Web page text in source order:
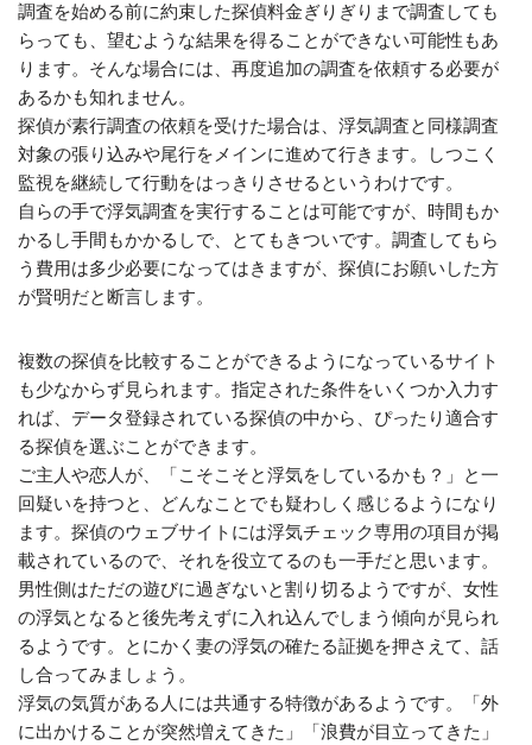
調査を始める前に約束した探偵料金ぎりぎりまで調査しても
らっても、望むような結果を得ることができない可能性もあ
ります。そんな場合には、再度追加の調査を依頼する必要が
あるかも知れません。
探偵が素行調査の依頼を受けた場合は、浮気調査と同様調査
対象の張り込みや尾行をメインに進めて行きます。しつこく
監視を継続して行動をはっきりさせるというわけです。
自らの手で浮気調査を実行することは可能ですが、時間もか
かるし手間もかかるしで、とてもきついです。調査してもら
う費用は多少必要になってはきますが、探偵にお願いした方
が賢明だと断言します。
複数の探偵を比較することができるようになっているサイト
も少なからず見られます。指定された条件をいくつか入力す
れば、データ登録されている探偵の中から、ぴったり適合す
る探偵を選ぶことができます。
ご主人や恋人が、「こそこそと浮気をしているかも？」と一
回疑いを持つと、どんなことでも疑わしく感じるようになり
ます。探偵のウェブサイトには浮気チェック専用の項目が掲
載されているので、それを役立てるのも一手だと思います。
男性側はただの遊びに過ぎないと割り切るようですが、女性
の浮気となると後先考えずに入れ込んでしまう傾向が見られ
るようです。とにかく妻の浮気の確たる証拠を押さえて、話
し合ってみましょう。
浮気の気質がある人には共通する特徴があるようです。「外
に出かけることが突然増えてきた」「浪費が目立ってきた」